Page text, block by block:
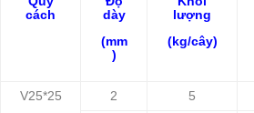
cách
dày
(mm
)
lượng
(kg/cây)
V25*25 2 5